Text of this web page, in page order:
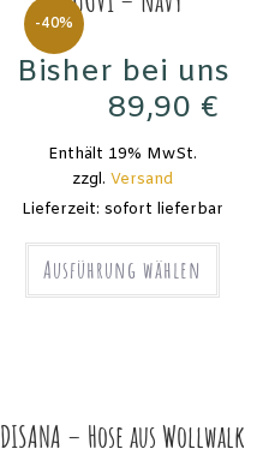
-40%
Bisher bei uns
89,90 €
Enthält 19% MwSt.
zzgl. Versand
Lieferzeit: sofort lieferbar
Ausführung wählen
DISANA – Hose aus Wollwalk